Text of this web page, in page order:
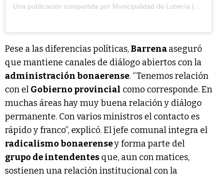
Una publicación compartida por Municipalidad de Lobería (@muniloberia)
Pese a las diferencias políticas,Barrenaaseguró
que mantiene canales de diálogo abiertos con la
administración bonaerense. “Tenemos relación
con el Gobierno provincial como corresponde. En
muchas áreas hay muy buena relación y diálogo
permanente. Con varios ministros el contacto es
rápido y franco”, explicó. El jefe comunal integra el
radicalismo bonaerensey forma parte del
grupo de intendentes que, aun con matices,
sostienen una relación institucional con la